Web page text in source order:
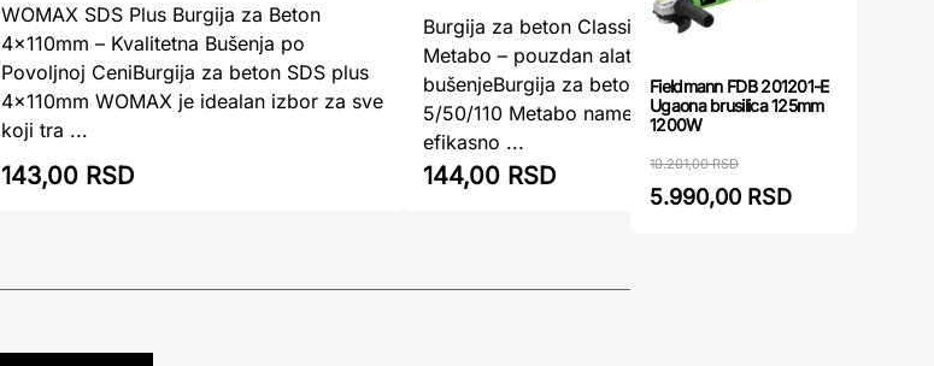
WOMAX SDS Plus Burgija za Beton
4x110mm – Kvalitetna Bušenja po
Povoljnoj CeniBurgija za beton SDS plus
4x110mm WOMAX je idealan izbor za sve
koji tra ...
143,00 RSD
Burgija za beton Classic SDS+ 5/50/110
Metabo – pouzdan alat za precizno
bušenjeBurgija za beton Classic SDS+
5/50/110 Metabo namenjena je za
efikasno ...
144,00 RSD
Fieldmann FDB 201201-E
Ugaona brusilica 125mm
1200W
10.201,00 RSD
5.990,00 RSD